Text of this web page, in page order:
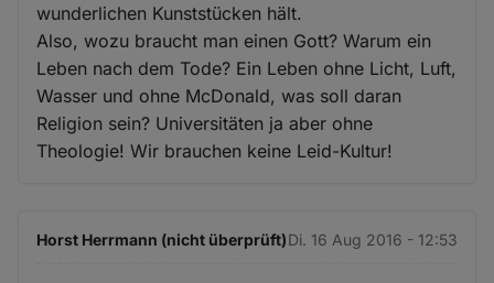
wunderlichen Kunststücken hält.
Also, wozu braucht man einen Gott? Warum ein
Leben nach dem Tode? Ein Leben ohne Licht, Luft,
Wasser und ohne McDonald, was soll daran
Religion sein? Universitäten ja aber ohne
Theologie! Wir brauchen keine Leid-Kultur!
Horst Herrmann (nicht überprüft)Di. 16 Aug 2016 - 12:53